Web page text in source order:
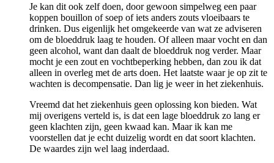
Je kan dit ook zelf doen, door gewoon simpelweg een paar
koppen bouillon of soep of iets anders zouts vloeibaars te
drinken. Dus eigenlijk het omgekeerde van wat ze adviseren
om de bloeddruk laag te houden. Of alleen maar vocht en dan
geen alcohol, want dan daalt de bloeddruk nog verder. Maar
mocht je een zout en vochtbeperking hebben, dan zou ik dat
alleen in overleg met de arts doen. Het laatste waar je op zit te
wachten is decompensatie. Dan lig je weer in het ziekenhuis.
Vreemd dat het ziekenhuis geen oplossing kon bieden. Wat
mij overigens verteld is, is dat een lage bloeddruk zo lang er
geen klachten zijn, geen kwaad kan. Maar ik kan me
voorstellen dat je echt duizelig wordt en dat soort klachten.
De waardes zijn wel laag inderdaad.